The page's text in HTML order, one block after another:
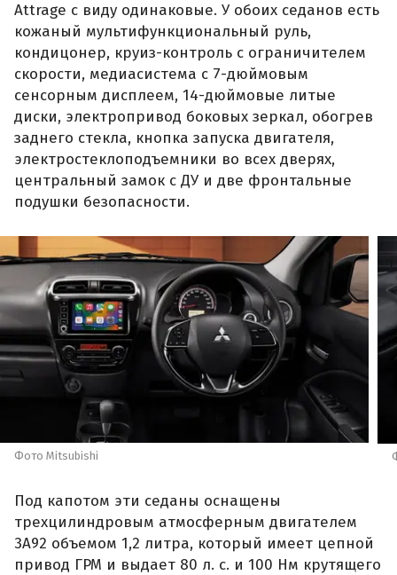
Attrage с виду одинаковые. У обоих седанов есть
кожаный мультифункциональный руль,
кондицонер, круиз-контроль с ограничителем
скорости, медиасистема с 7-дюймовым
сенсорным дисплеем, 14-дюймовые литые
диски, электропривод боковых зеркал, обогрев
заднего стекла, кнопка запуска двигателя,
электростеклоподъемники во всех дверях,
центральный замок с ДУ и две фронтальные
подушки безопасности.
Фото Mitsubishi
Под капотом эти седаны оснащены
трехцилиндровым атмосферным двигателем
3A92 объемом 1,2 литра, который имеет цепной
привод ГРМ и выдает 80 л. с. и 100 Нм крутящего